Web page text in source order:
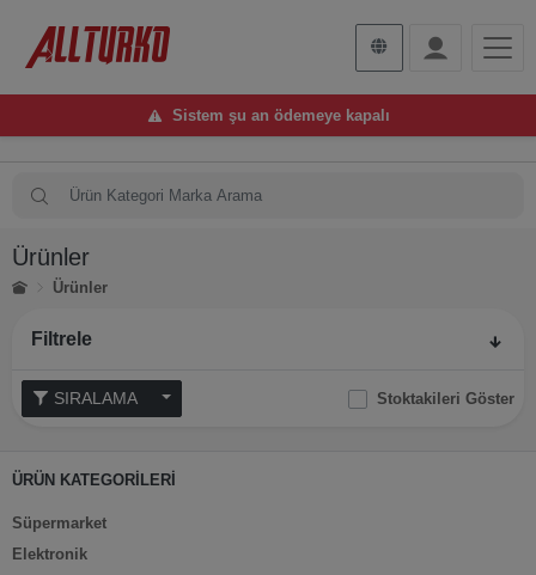
Sistem şu an ödemeye kapalı
Ürünler
Ürünler
Filtrele
Stoktakileri Göster
ÜRÜN KATEGORİLERİ
Süpermarket
Elektronik